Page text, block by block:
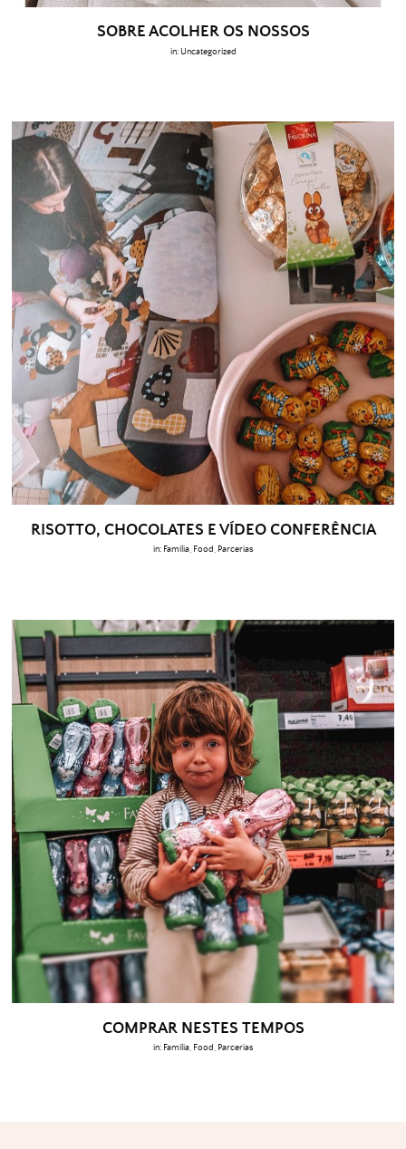
SOBRE ACOLHER OS NOSSOS
in: Uncategorized
RISOTTO, CHOCOLATES E VÍDEO CONFERÊNCIA
in: Família Food Parcerias
COMPRAR NESTES TEMPOS
in: Família Food Parcerias